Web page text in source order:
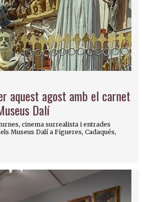
aquest agost amb el carnet
Dalí
cinema surrealista i entrades
Museus Dalí a Figueres, Cadaqués,